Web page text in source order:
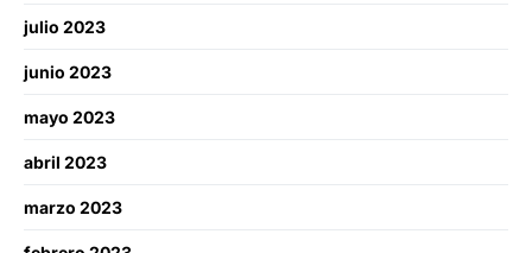
julio 2023
junio 2023
mayo 2023
abril 2023
marzo 2023